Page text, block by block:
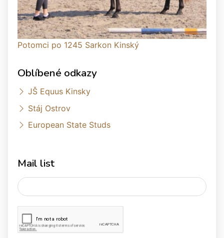
Potomci po 1245 Sarkon Kinský
Oblíbené odkazy
JŠ Equus Kinsky
Stáj Ostrov
European State Studs
Mail list